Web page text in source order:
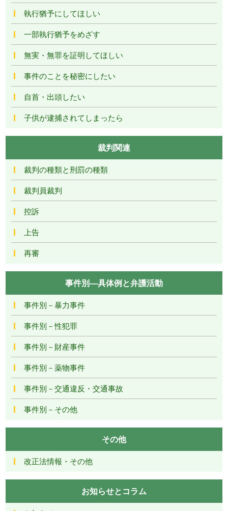
執行猶予にしてほしい
一部執行猶予をめざす
無実・無罪を証明してほしい
事件のことを秘密にしたい
自首・出頭したい
子供が逮捕されてしまったら
裁判関連
裁判の種類と刑罰の種類
裁判員裁判
控訴
上告
再審
事件別―具体例と弁護活動
事件別－暴力事件
事件別－性犯罪
事件別－財産事件
事件別－薬物事件
事件別－交通違反・交通事故
事件別－その他
その他
改正法情報・その他
お知らせとコラム